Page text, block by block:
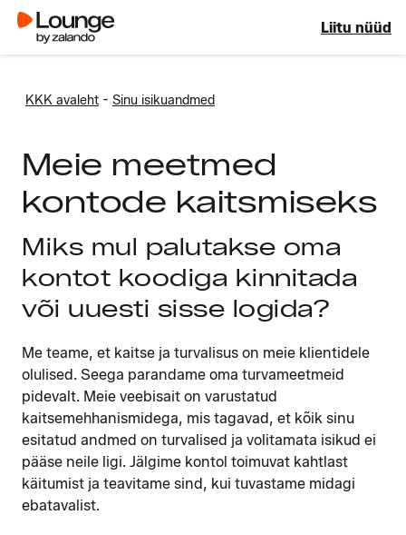
Liitu nüüd
KKK avaleht - Sinu isikuandmed
Meie meetmed
kontode kaitsmiseks
Miks mul palutakse oma
kontot koodiga kinnitada
või uuesti sisse logida?
Me teame, et kaitse ja turvalisus on meie klientidele
olulised. Seega parandame oma turvameetmeid
pidevalt. Meie veebisait on varustatud
kaitsemehhanismidega, mis tagavad, et kõik sinu
esitatud andmed on turvalised ja volitamata isikud ei
pääse neile ligi. Jälgime kontol toimuvat kahtlast
käitumist ja teavitame sind, kui tuvastame midagi
ebatavalist.